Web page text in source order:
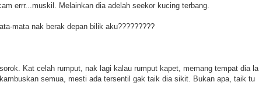
errr...muskil. Melainkan dia adelah seekor kucing terbang.
mata nak berak depan bilik aku?????????
Kat celah rumput, nak lagi kalau rumput kapet, memang tempat dia la
semua, mesti ada tersentil gak taik dia sikit. Bukan apa, taik tu